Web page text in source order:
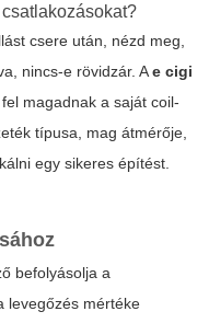
csere után, nézd meg,
nincs-e rövidzár. Ae cigi
magadnak a saját coil-
típusa, mag átmérője,
egy sikeres építést.
befolyásolja a
levegőzés mértéke